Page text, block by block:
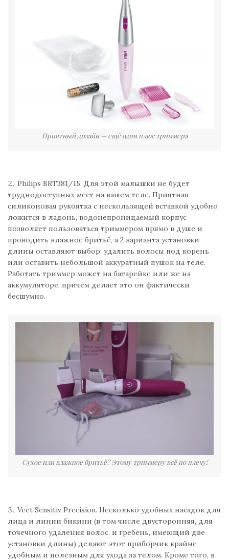
Приятный дизайн — ещё один плюс триммера
Philips BRT381/15. Для этой малышки не будет
труднодоступных мест на вашем теле. Приятная
силиконовая рукоятка с нескользящей вставкой удобно
ложится в ладонь, водонепроницаемый корпус
позволяет пользоваться триммером прямо в душе и
проводить влажное бритьё, а 2 варианта установки
длины оставляют выбор: удалить волосы под корень
или оставить небольшой аккуратный пушок на теле.
Работать триммер может на батарейке или же на
аккумуляторе, причём делает это он фактически
бесшумно.
Сухое или влажное бритьё? Этому триммеру всё по плечу!
Veet Sensitiv Precision. Несколько удобных насадок для
лица и линии бикини (в том числе двусторонняя, для
точечного удаления волос, и гребень, имеющий две
установки длины) делают этот приборчик крайне
удобным и полезным для ухода за телом. Кроме того, в